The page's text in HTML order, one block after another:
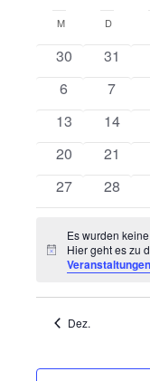
Kalender
von
M MONTAGD
0
30
0
31
0
6
0
7
0
13
0
14
0
20
0
21
0
27
0
28
Hinweis
Es wurden
Hier geht es zu
Veranstaltungen
Dez.